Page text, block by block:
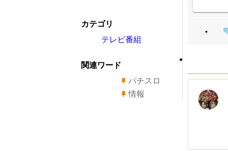
カテゴリ
テレビ番組
関連ワード
パチスロ
情報